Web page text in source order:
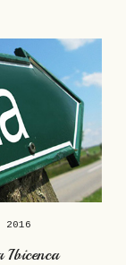
2016
Ibicenca